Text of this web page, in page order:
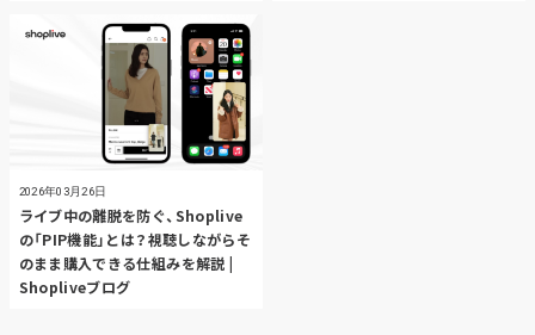
2026年03月26日
ライブ中の離脱を防ぐ、Shoplive
の「PIP機能」とは？視聴しながらそ
のまま購入できる仕組みを解説 |
Shopliveブログ